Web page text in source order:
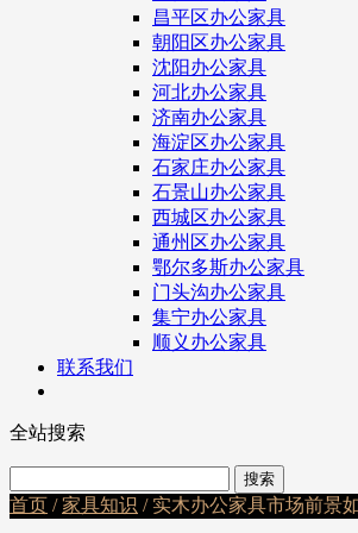
昌平区办公家具
朝阳区办公家具
沈阳办公家具
河北办公家具
济南办公家具
海淀区办公家具
石家庄办公家具
石景山办公家具
西城区办公家具
通州区办公家具
鄂尔多斯办公家具
门头沟办公家具
集宁办公家具
顺义办公家具
联系我们
全站搜索
首页 /家具知识 / 实木办公家具市场前景